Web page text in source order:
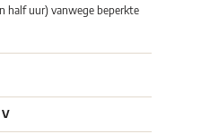
half uur) vanwege beperkte
V